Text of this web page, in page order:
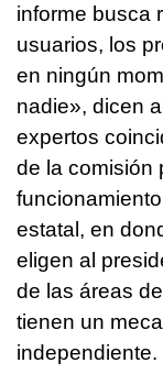
informe busca
usuarios, los
en ningún
nadie», dicen
expertos
de la comisión
estatal, en
eligen al
de las áreas
tienen un